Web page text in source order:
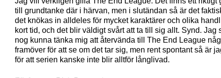
till grundtanke där i härvan, men i slutändan så är det
det knökas in alldeles för mycket karaktärer och olika
kort tid, och det blir väldigt svårt att ta till sig allt. Synd. Jag
nog kunna tänka mig att återvända till The End League
framöver för att se om det tar sig, men rent spontant så är
för att serien kanske inte blir alltför långlivad.